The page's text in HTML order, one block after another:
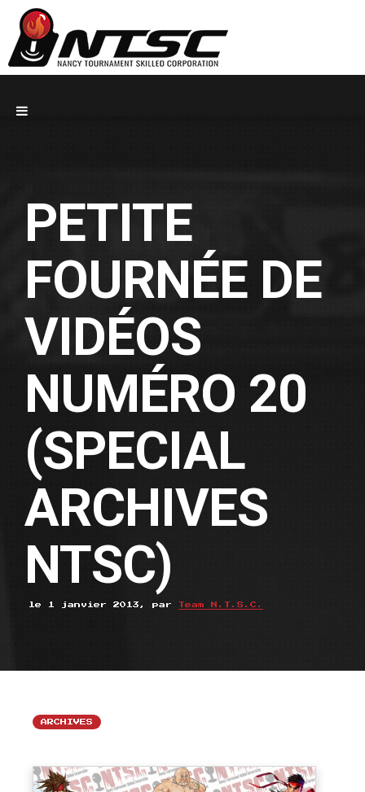
PETITE
FOURNÉE DE
VIDÉOS
NUMÉRO 20
(SPECIAL
ARCHIVES
NTSC)
le 1 janvier 2013, par Team N.T.S.C.
ARCHIVES